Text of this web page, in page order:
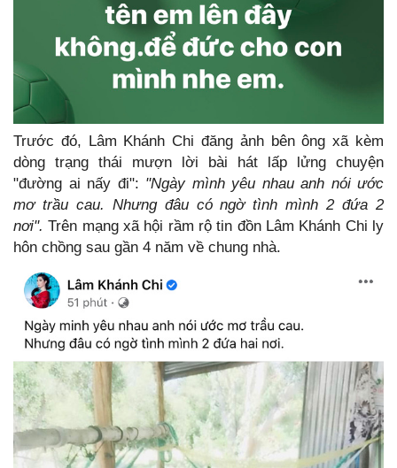
Trước đó, Lâm Khánh Chi đăng ảnh bên ông xã kèm
dòng trạng thái mượn lời bài hát lấp lửng chuyện
"đường ai nấy đi": "Ngày mình yêu nhau anh nói ước
mơ trầu cau. Nhưng đâu có ngờ tình mình 2 đứa 2
nơi". Trên mạng xã hội rầm rộ tin đồn Lâm Khánh Chi ly
hôn chồng sau gần 4 năm về chung nhà.